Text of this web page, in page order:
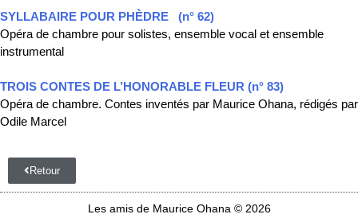
SYLLABAIRE POUR PHÈDRE
(n° 62)
Opéra de chambre pour solistes, ensemble vocal et ensemble
instrumental
TROIS CONTES DE L’HONORABLE FLEUR (n° 83)
Opéra de chambre. Contes inventés par Maurice Ohana, rédigés par
Odile Marcel
Retour
Les amis de Maurice Ohana © 2026